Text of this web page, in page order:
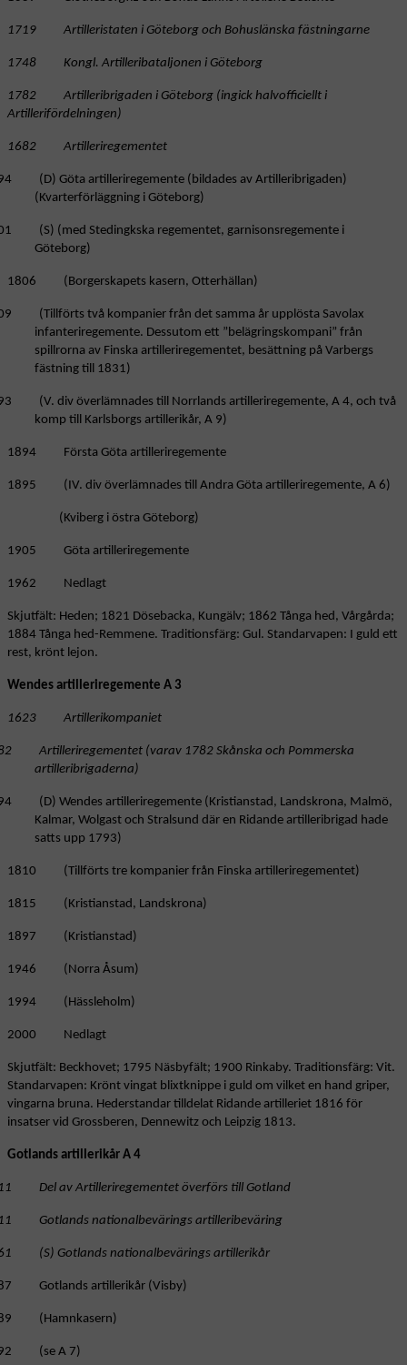
1719 Artilleristaten i Göteborg och Bohuslänska fästningarne
1748 Kongl. Artilleribataljonen i Göteborg
1782 Artilleribrigaden i Göteborg (ingick halvofficiellt i
Artillerifördelningen)
1682 Artilleriregementet
(D) Göta artilleriregemente (bildades av Artilleribrigaden)
(Kvarterförläggning i Göteborg)
(S) (med Stedingkska regementet, garnisonsregemente i
Göteborg)
1806 (Borgerskapets kasern, Otterhällan)
(Tillförts två kompanier från det samma år upplösta Savolax
infanteriregemente. Dessutom ett ”belägringskompani” från
spillrorna av Finska artilleriregementet, besättning på Varbergs
fästning till 1831)
(V. div överlämnades till Norrlands artilleriregemente, A 4, och två
komp till Karlsborgs artillerikår, A 9)
1894 Första Göta artilleriregemente
1895 (IV. div överlämnades till Andra Göta artilleriregemente, A 6)
(Kviberg i östra Göteborg)
1905 Göta artilleriregemente
1962 Nedlagt
Skjutfält: Heden; 1821 Dösebacka, Kungälv; 1862 Tånga hed, Vårgårda;
1884 Tånga hed-Remmene. Traditionsfärg: Gul. Standarvapen: I guld ett
rest, krönt lejon.
Wendes artilleriregemente A 3
1623 Artillerikompaniet
Artilleriregementet (varav 1782 Skånska och Pommerska
artilleribrigaderna)
(D) Wendes artilleriregemente (Kristianstad, Landskrona, Malmö,
Kalmar, Wolgast och Stralsund där en Ridande artilleribrigad hade
satts upp 1793)
1810 (Tillförts tre kompanier från Finska artilleriregementet)
1815 (Kristianstad, Landskrona)
1897 (Kristianstad)
1946 (Norra Åsum)
1994 (Hässleholm)
2000 Nedlagt
Skjutfält: Beckhovet; 1795 Näsbyfält; 1900 Rinkaby. Traditionsfärg: Vit.
Standarvapen: Krönt vingat blixtknippe i guld om vilket en hand griper,
vingarna bruna. Hederstandar tilldelat Ridande artilleriet 1816 för
insatser vid Grossberen, Dennewitz och Leipzig 1813.
Gotlands artillerikår A 4
Del av Artilleriregementet överförs till Gotland
Gotlands nationalbevärings artilleribeväring
(S) Gotlands nationalbevärings artillerikår
Gotlands artillerikår (Visby)
(Hamnkasern)
(se A 7)